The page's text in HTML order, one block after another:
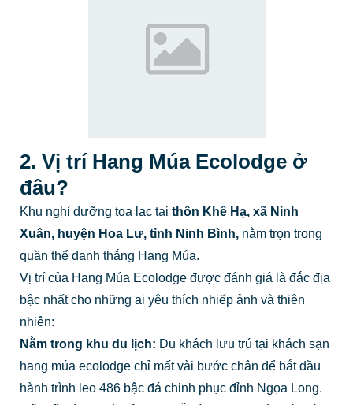
2. Vị trí Hang Múa Ecolodge ở
đâu?
Khu nghỉ dưỡng tọa lạc tại thôn Khê Hạ, xã Ninh
Xuân, huyện Hoa Lư, tỉnh Ninh Bình,nằm trọn trong
quần thể danh thắng Hang Múa.
Vị trí của Hang Múa Ecolodge được đánh giá là đắc địa
bậc nhất cho những ai yêu thích nhiếp ảnh và thiên
nhiên:
Nằm trong khu du lịch: Du khách lưu trú tại khách sạn
hang múa ecolodge chỉ mất vài bước chân để bắt đầu
hành trình leo 486 bậc đá chinh phục đỉnh Ngọa Long.